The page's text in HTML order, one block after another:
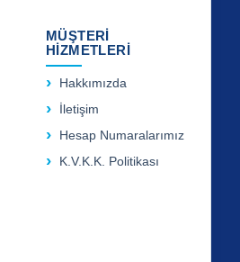
MÜŞTERİ
HİZMETLERİ
Hakkımızda
İletişim
Hesap Numaralarımız
K.V.K.K. Politikası